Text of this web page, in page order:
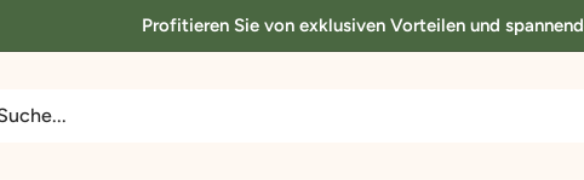
Profitieren Sie von exklusiven Vorteilen und